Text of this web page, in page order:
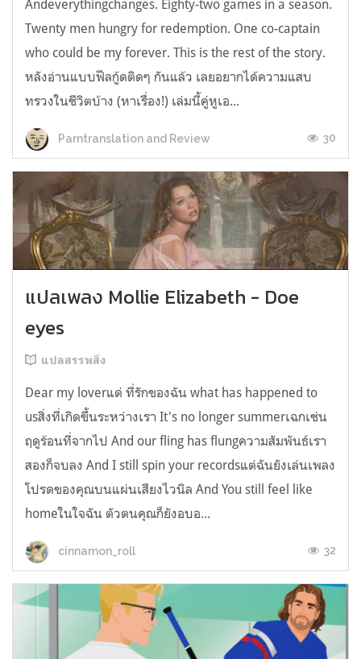
Andeverythingchanges. Eighty-two games in a season.
Twenty men hungry for redemption. One co-captain
who could be my forever. This is the rest of the story.
หลังอ่านแบบฟีลกู้ดติดๆ กันแล้ว เลยอยากได้ความแสบ
ทรวงในชีวิตบ้าง (หาเรื่อง!) เล่มนี้คู่หูเอ...
Parntranslation and Review 30
แปลเพลง Mollie Elizabeth - Doe
eyes
แปลสรรพสิ่ง
Dear my loverแด่ ที่รักของฉัน what has happened to
usสิ่งที่เกิดขึ้นระหว่างเรา It's no longer summerเฉกเช่น
ฤดูร้อนที่จากไป And our fling has flungความสัมพันธ์เรา
สองก็จบลง And I still spin your recordsแต่ฉันยังเล่นเพลง
โปรดของคุณบนแผ่นเสียงไวนิล And You still feel like
homeในใจฉัน ตัวตนคุณก็ยังอบอ...
cinnamon_roll 32